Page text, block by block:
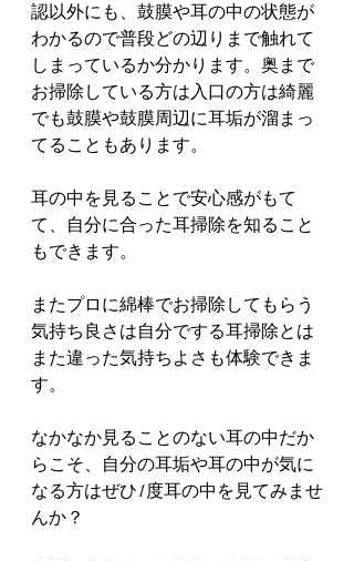
認以外にも、鼓膜や耳の中の状態が
わかるので普段どの辺りまで触れて
しまっているか分かります。奥まで
お掃除している方は入口の方は綺麗
でも鼓膜や鼓膜周辺に耳垢が溜まっ
てることもあります。
耳の中を見ることで安心感がもて
て、自分に合った耳掃除を知ること
もできます。
またプロに綿棒でお掃除してもらう
気持ち良さは自分でする耳掃除とは
また違った気持ちよさも体験できま
す。
なかなか見ることのない耳の中だか
らこそ、自分の耳垢や耳の中が気に
なる方はぜひ1度耳の中を見てみませ
んか？